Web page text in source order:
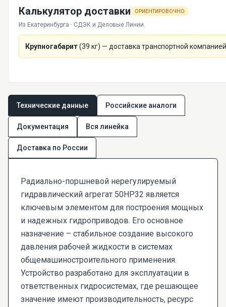
Калькулятор доставки ОРИЕНТИРОВОЧНО
Из Екатеринбурга · СДЭК и Деловые Линии.
Крупногабарит(39 кг) — доставка транспортной
Технические данные Российские аналоги
Документация Вся линейка
Доставка по России
Радиально-поршневой нерегулируемый
гидравлический агрегат 50НР32 является
ключевым элементом для построения мощных
и надежных гидроприводов. Его основное
назначение – стабильное создание высокого
давления рабочей жидкости в системах
общемашиностроительного применения.
Устройство разработано для эксплуатации в
ответственных гидросистемах, где решающее
значение имеют производительность, ресурс